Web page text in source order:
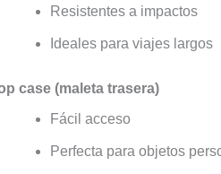
Resistentes a impactos
Ideales para viajes largos
case (maleta trasera)
Fácil acceso
Perfecta para objetos